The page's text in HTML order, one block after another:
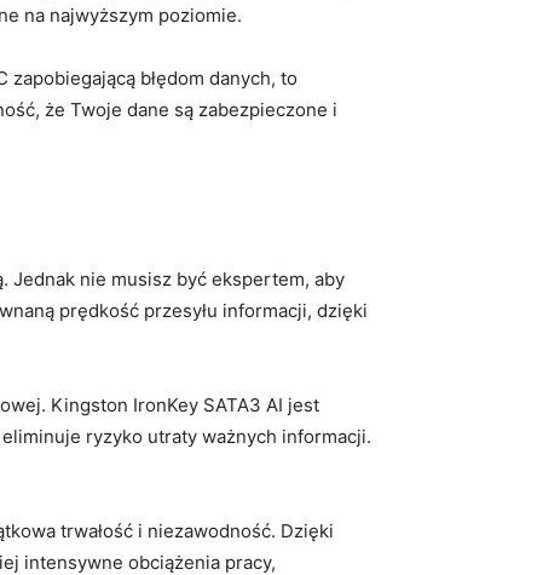
​na najwyższym poziomie.
błędom danych, to
że Twoje dane są zabezpieczone ​i⁣
Jednak nie musisz ⁢być ekspertem, ⁣aby
prędkość⁣ przesyłu informacji, dzięki
Kingston IronKey SATA3 ‌AI jest
​ryzyko utraty ⁣ważnych informacji.⁤
trwałość i niezawodność. Dzięki
⁣intensywne obciążenia pracy,